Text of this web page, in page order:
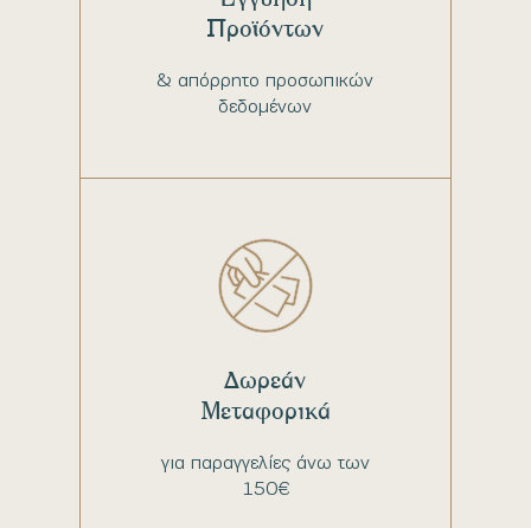
& απόρρητο προσωπικών
δεδομένων
Προϊόντων
για παραγγελίες άνω των
150€
Δωρεάν
Μεταφορικά